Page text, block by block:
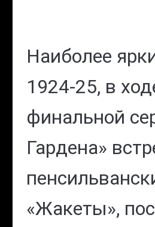
Наиболее
1924-25, в
финальной
Гардена»
«Жакеты»,